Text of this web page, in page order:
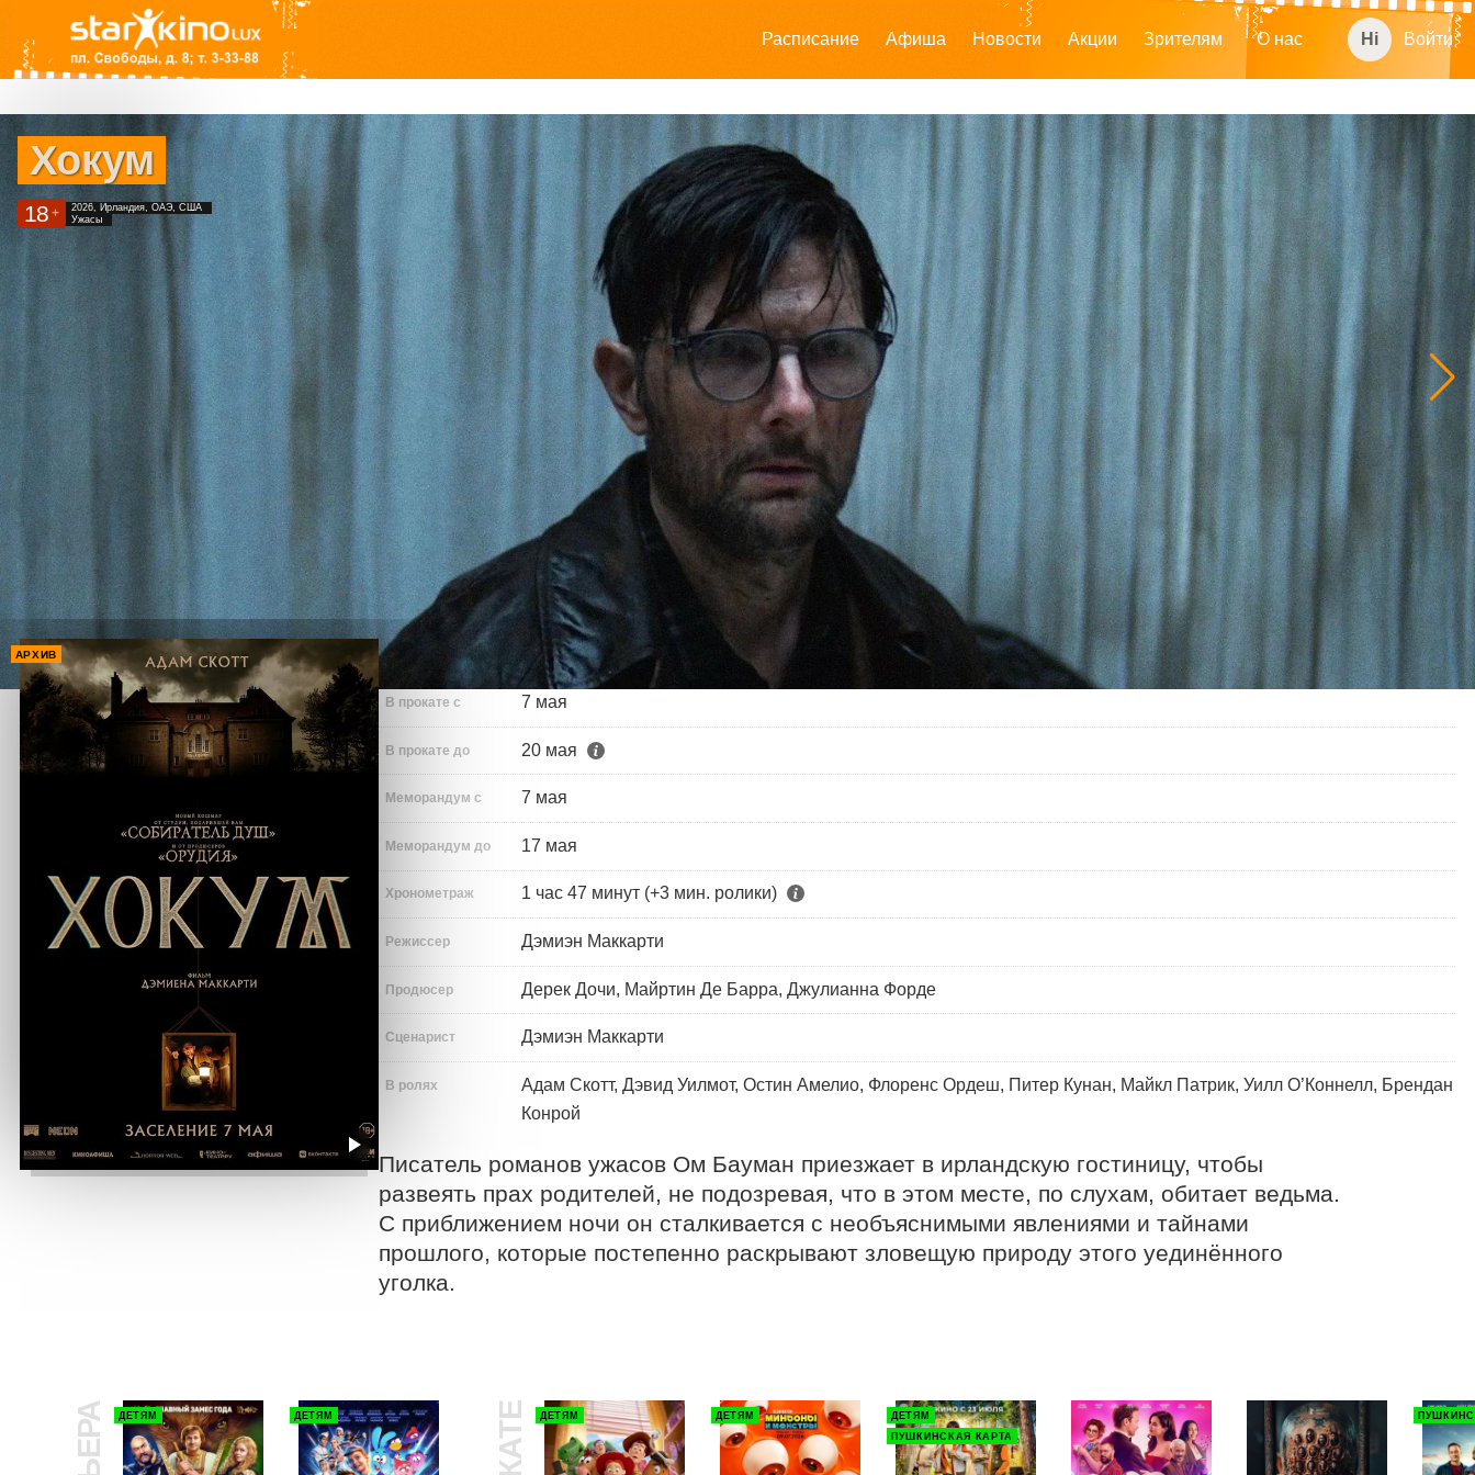
Расписание Афиша Новости Акции Зрителям О нас Войти
Хокум
18 +
2026, Ирландия, ОАЭ, США
Ужасы
АРХИВ
В прокате с 7 мая
В прокате до 20 мая
Меморандум с 7 мая
Меморандум до 17 мая
Хронометраж 1 час 47 минут (+3 мин. ролики)
Режиссер Дэмиэн Маккарти
Продюсер Дерек Дочи, Майртин Де Барра, Джулианна Форде
Сценарист Дэмиэн Маккарти
В ролях
Адам Скотт, Дэвид Уилмот, Остин Амелио, Флоренс Ордеш, Питер Кунан, Майкл Патрик, Уилл О’Коннелл, Брендан
Конрой
Писатель романов ужасов Ом Бауман приезжает в ирландскую гостиницу, чтобы
развеять прах родителей, не подозревая, что в этом месте, по слухам, обитает ведьма.
С приближением ночи он сталкивается с необъяснимыми явлениями и тайнами
прошлого, которые постепенно раскрывают зловещую природу этого уединённого
уголка.
ДЕТЯМ ДЕТЯМ ДЕТЯМ ДЕТЯМ
ДЕТЯМ
ПУШКИНСКАЯ КАРТА